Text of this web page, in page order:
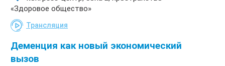
«Здоровое общество»
Трансляция
Деменция как новый экономический
вызов